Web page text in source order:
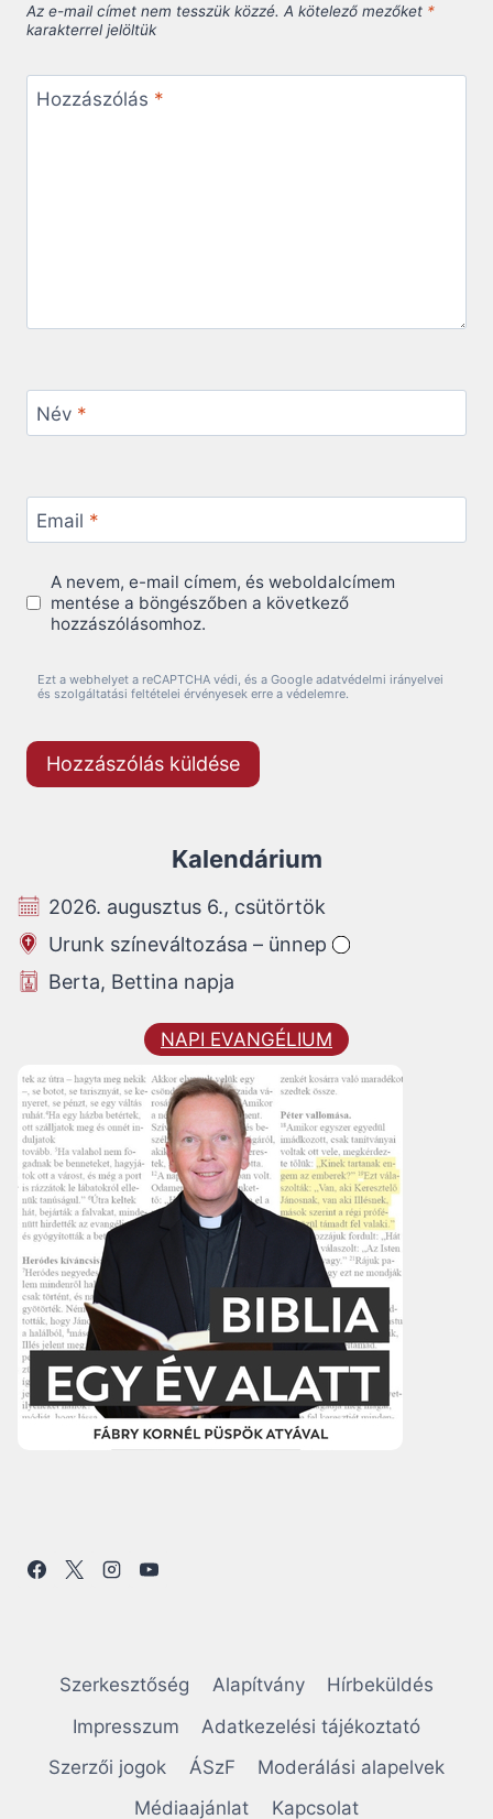
Az e-mail címet nem tesszük közzé. A kötelező mezőket *
karakterrel jelöltük
Hozzászólás *
Név *
Email *
A nevem, e-mail címem, és weboldalcímem
mentése a böngészőben a következő
hozzászólásomhoz.
Ezt a webhelyet a reCAPTCHA védi, és a Google adatvédelmi irányelvei
és szolgáltatási feltételei érvényesek erre a védelemre.
Kalendárium
2026. augusztus 6., csütörtök
Urunk színeváltozása – ünnep
Berta, Bettina napja
NAPI EVANGÉLIUM
Szerkesztőség Alapítvány
Hírbeküldés
Impresszum
Adatkezelési tájékoztató
Szerzői jogok
ÁSzF
Moderálási alapelvek
Médiaajánlat
Kapcsolat